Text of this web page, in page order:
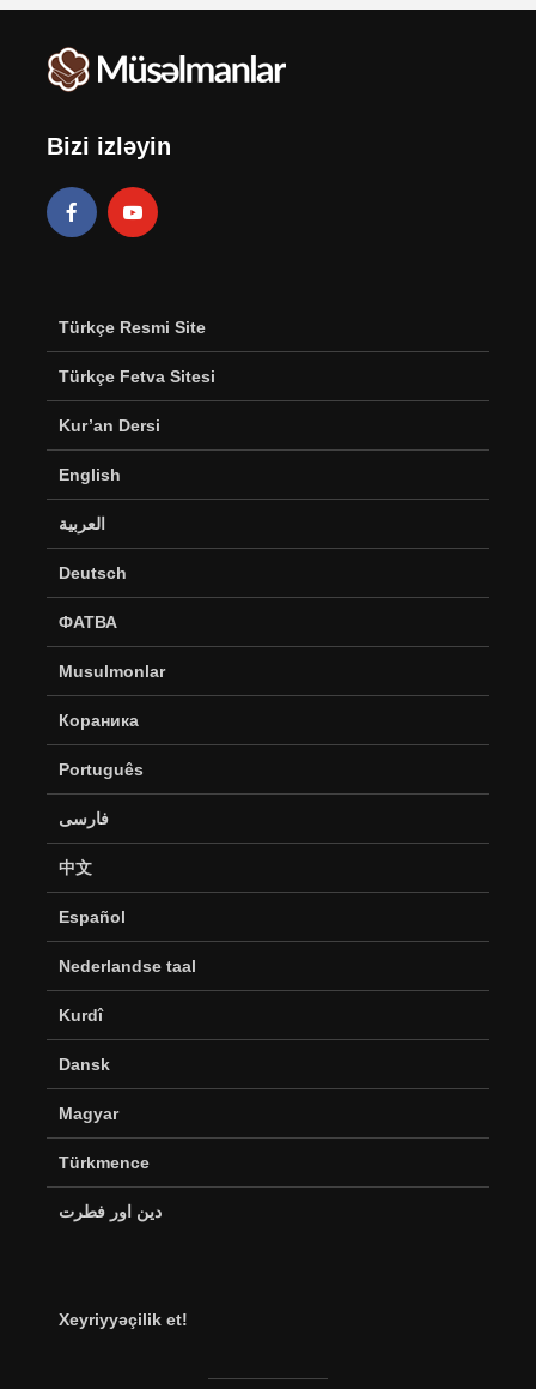
Bizi izləyin
Türkçe Resmi Site
Türkçe Fetva Sitesi
Kur’an Dersi
English
العربية
Deutsch
ФАТВА
Musulmonlar
Кораника
Português
فارسی
中文
Español
Nederlandse taal
Kurdî
Dansk
Magyar
Türkmence
دین اور فطرت
Xeyriyyəçilik et!